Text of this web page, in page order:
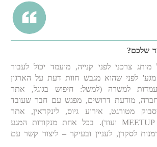
שלכם?
צרכני לפני קנייה, מועמד יכול לעבור
'נקודות מגע' לפני שהוא מגבש חוות דעת על הארגון
למשרה (למשל: חיפוש בגוגל, אתר
מודעת דרושים, מפגש עם חבר שעובד
מטורגט, אירוע גיוס, לינקדאין, אתר
קריירה אם קיים, MEETUP ועוד). בכל אחת מנקודות המגע
לסקרן, לעניין ובעיקר – ליצור קשר עם